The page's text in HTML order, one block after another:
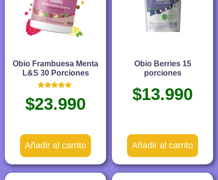
Obio Frambuesa Menta
L&S 30 Porciones
con
5.00
$23.990
Añadir al carrito
Obio Berries 15
porciones
$13.990
Añadir al carrito